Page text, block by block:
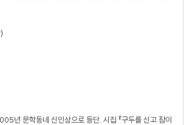
년 문학동네 신인상으로 등단. 시집 『구두를 신고 잠이